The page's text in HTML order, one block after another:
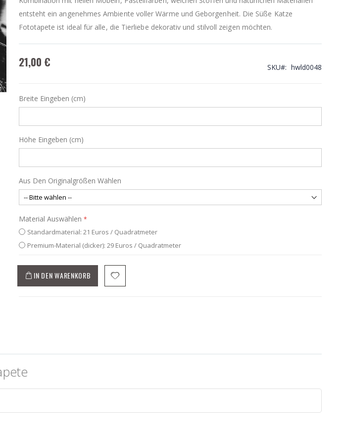
entsteht ein angenehmes Ambiente voller Wärme und Geborgenheit. Die Süße Katze
Fototapete ist ideal für alle, die Tierliebe dekorativ und stilvoll zeigen möchten.
21,00 € SKU hwld0048
Breite Eingeben (cm)
Höhe Eingeben (cm)
Aus Den Originalgrößen Wählen
Material Auswählen
Standardmaterial: 21 Euros / Quadratmeter
Premium-Material (dicker): 29 Euros / Quadratmeter
IN DEN WARENKORB